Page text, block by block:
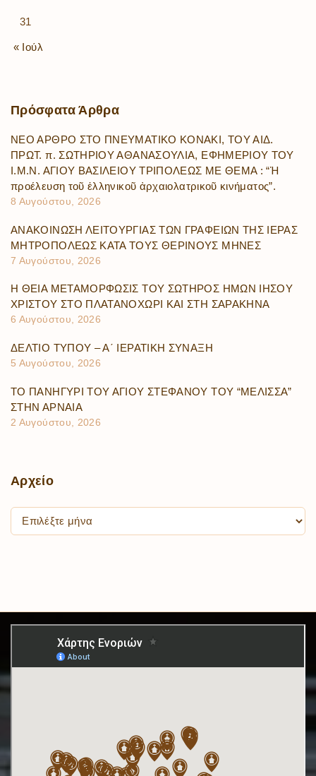
31
« Ιούλ
Πρόσφατα Άρθρα
ΝΕΟ ΑΡΘΡΟ ΣΤΟ ΠΝΕΥΜΑΤΙΚΟ ΚΟΝΑΚΙ, ΤΟΥ ΑΙΔ.
ΠΡΩΤ. π. ΣΩΤΗΡΙΟΥ ΑΘΑΝΑΣΟΥΛΙΑ, ΕΦΗΜΕΡΙΟΥ ΤΟΥ
Ι.Μ.Ν. ΑΓΙΟΥ ΒΑΣΙΛΕΙΟΥ ΤΡΙΠΟΛΕΩΣ ΜΕ ΘΕΜΑ : “Ἡ
προέλευση τοῦ ἑλληνικοῦ ἀρχαιολατρικοῦ κινήματος”.
8 Αυγούστου, 2026
ΑΝΑΚΟΙΝΩΣΗ ΛΕΙΤΟΥΡΓΙΑΣ ΤΩΝ ΓΡΑΦΕΙΩΝ ΤΗΣ ΙΕΡΑΣ
ΜΗΤΡΟΠΟΛΕΩΣ ΚΑΤΑ ΤΟΥΣ ΘΕΡΙΝΟΥΣ ΜΗΝΕΣ
7 Αυγούστου, 2026
Η ΘΕΙΑ ΜΕΤΑΜΟΡΦΩΣΙΣ ΤΟΥ ΣΩΤΗΡΟΣ ΗΜΩΝ ΙΗΣΟΥ
ΧΡΙΣΤΟΥ ΣΤΟ ΠΛΑΤΑΝΟΧΩΡΙ ΚΑΙ ΣΤΗ ΣΑΡΑΚΗΝΑ
6 Αυγούστου, 2026
ΔΕΛΤΙΟ ΤΥΠΟΥ – Α΄ ΙΕΡΑΤΙΚΗ ΣΥΝΑΞΗ
5 Αυγούστου, 2026
ΤΟ ΠΑΝΗΓΥΡΙ ΤΟΥ ΑΓΙΟΥ ΣΤΕΦΑΝΟΥ ΤΟΥ “ΜΕΛΙΣΣΑ”
ΣΤΗΝ ΑΡΝΑΙΑ
2 Αυγούστου, 2026
Αρχείο